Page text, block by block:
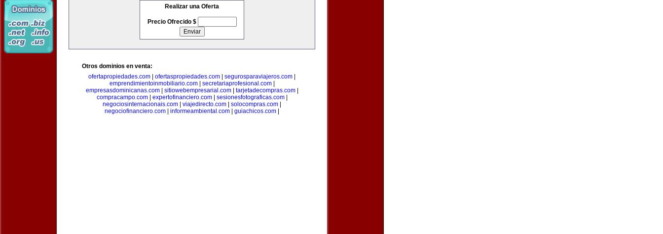
Realizar una Oferta
Precio Ofrecido $
Otros dominios en venta:
ofertapropiedades.com
ofertaspropiedades.com segurosparaviajeros.com
emprendimientoinmobiliario.com| secretariaprofesional.com|
empresasdominicanas.com| sitiowebempresarial.com| tarjetadecompras.com|
compracampo.com| expertofinanciero.com| sesionesfotograficas.com|
negociosinternacionais.com
viajedirecto.com solocompras.com
negociofinanciero.com
informeambiental.com guiachicos.com